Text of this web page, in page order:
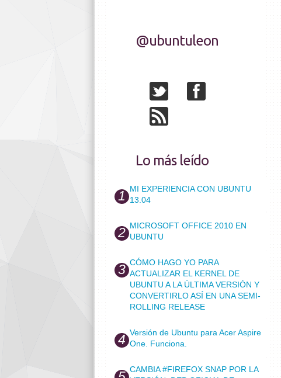
@ubuntuleon
Lo más leído
MI EXPERIENCIA CON UBUNTU
13.04
MICROSOFT OFFICE 2010 EN
UBUNTU
CÓMO HAGO YO PARA
ACTUALIZAR EL KERNEL DE
UBUNTU A LA ÚLTIMA VERSIÓN Y
CONVERTIRLO ASÍ EN UNA SEMI-
ROLLING RELEASE
Versión de Ubuntu para Acer Aspire
One. Funciona.
CAMBIA #FIREFOX SNAP POR LA